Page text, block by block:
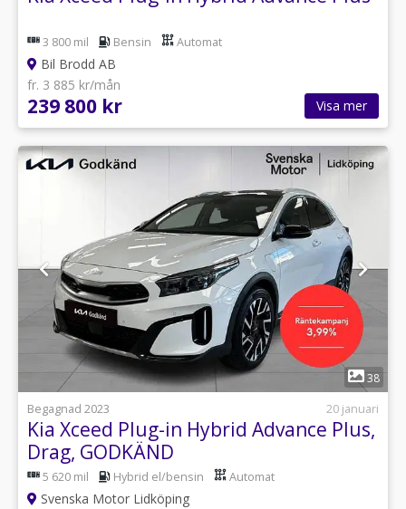
3 800 mil Bensin Automat
Bil Brodd AB
fr. 3 885 kr/mån
239 800 kr Visa mer
1
38
Begagnad 2023
20 januari
Kia Xceed Plug-in Hybrid Advance Plus,
Drag, GODKÄND
5 620 mil Hybrid el/bensin Automat
Svenska Motor Lidköping